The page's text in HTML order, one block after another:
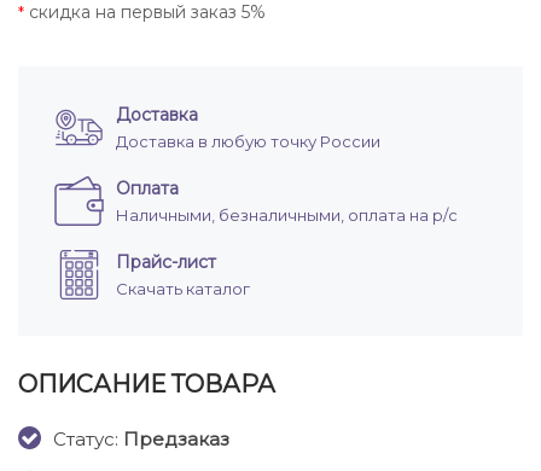
* скидка на первый заказ 5%
Доставка
Доставка в любую точку России
Оплата
Наличными, безналичными, оплата на р/с
Прайс-лист
Скачать каталог
ОПИСАНИЕ ТОВАРА
Cтатус: Предзаказ